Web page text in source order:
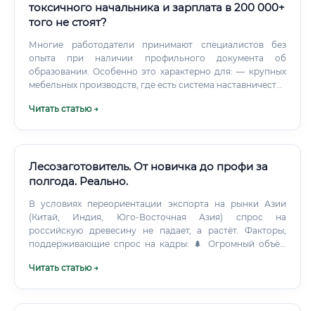
токсичного начальника и зарплата в 200 000+
того не стоят?
Многие работодатели принимают специалистов без
опыта при наличии профильного документа об
образовании. Особенно это характерно для: — крупных
мебельных производств, где есть система наставничества
кадровый дефицит — небольших мастерских, готовых
рассчитывать на повышение разряда и существенную
прибавку к окладу. Карьерный рост: куда можно вырасти
систему карьерного роста: ✅ Отдельный путь карьерного
роста — специализация на ЧПУ-оборудовании.
Читать статью →
Лесозаготовитель. От новичка до профи за
полгода. Реально.
В условиях переориентации экспорта на рынки Азии
(Китай, Индия, Юго-Восточная Азия) спрос на
российскую древесину не падает, а растёт. Факторы,
поддерживающие спрос на кадры: 🌲 Огромный объём
бум и рост спроса на пиломатериалы 📦 Развитие
Читать статью →